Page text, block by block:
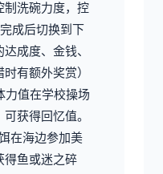
制洗碗力度，控
成后切换到下
成度、金钱、
有额外奖赏）
力值在学校操场
获得回忆值。
在海边参加美
得鱼或迷之碎